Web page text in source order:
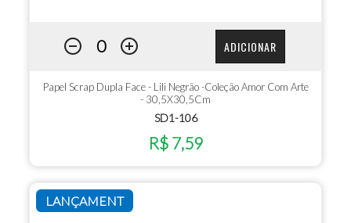
ADICIONAR
Papel Scrap Dupla Face - Lili Negrão -Coleção Amor Com Arte
- 30,5X30,5Cm
SD1-106
R$ 7,59
LANÇAMENT